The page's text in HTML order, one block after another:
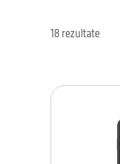
18rezultate